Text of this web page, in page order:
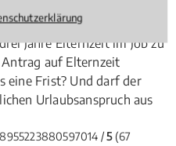
nach der Geburt ihres
Jahre Elternzeit im Job zu
auf Elternzeit
eine Frist? Und darf der
Urlaubsanspruch aus
/5(67